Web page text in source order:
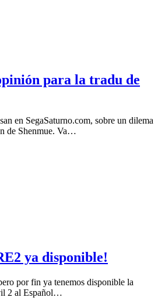
para la tradu de
en SegaSaturno.com, sobre un dilema
de Shenmue. Va…
ya disponible!
por fin ya tenemos disponible la
2 al Español…